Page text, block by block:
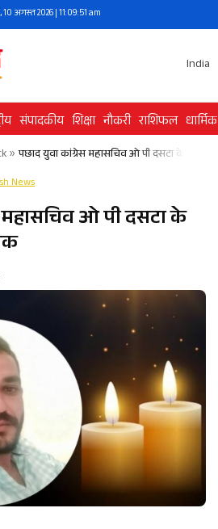
10 अगस्त 2026 | 11:09:51 am
India
संपादकीय शिक्षा नौकरी राशिफल धार्मिक
» पछाद युवा कांग्रेस महासचिव ओ पी दसटा के निधन
News
ओ पी दसटा के